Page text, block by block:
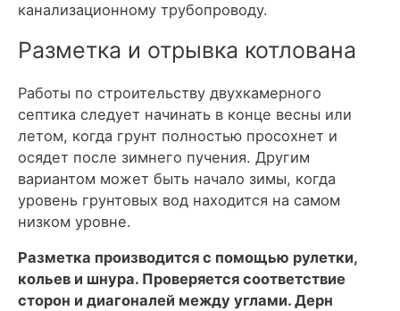
канализационному трубопроводу.
Разметка и отрывка котлована
Работы по строительству двухкамерного
септика следует начинать в конце весны или
летом, когда грунт полностью просохнет и
осядет после зимнего пучения. Другим
вариантом может быть начало зимы, когда
уровень грунтовых вод находится на самом
низком уровне.
Разметка производится с помощью рулетки,
кольев и шнура. Проверяется соответствие
сторон и диагоналей между углами. Дерн